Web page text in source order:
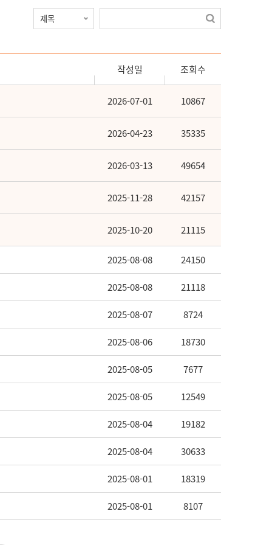
작성일 조회수
2026-07-01 10867
2026-04-23 35335
2026-03-13 49654
2025-11-28 42157
2025-10-20 21115
2025-08-08 24150
2025-08-08 21118
2025-08-07 8724
2025-08-06 18730
2025-08-05 7677
2025-08-05 12549
2025-08-04 19182
2025-08-04 30633
2025-08-01 18319
2025-08-01 8107